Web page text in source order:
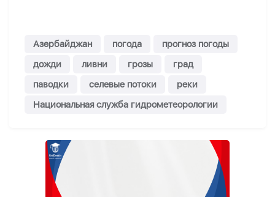
Азербайджан погода
прогноз погоды
дожди
ливни грозы
град
паводки
селевые потоки
реки
Национальная служба гидрометеорологии